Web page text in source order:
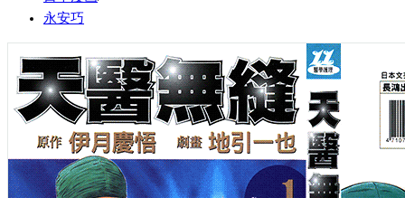
永安巧